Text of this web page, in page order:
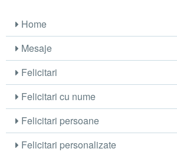
Home
Mesaje
Felicitari
Felicitari cu nume
Felicitari persoane
Felicitari personalizate